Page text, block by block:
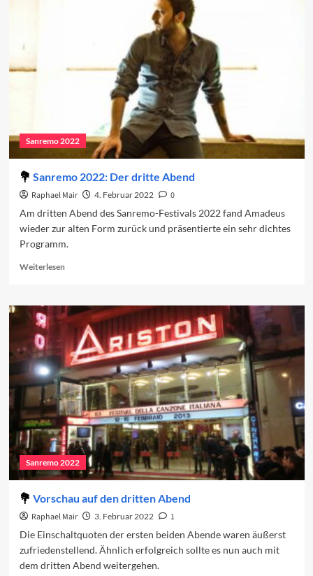
Sanremo 2022
Sanremo 2022: Der dritte Abend
Raphael Mair 4. Februar 2022
0
Am dritten Abend des Sanremo-Festivals 2022 fand Amadeus
wieder zur alten Form zurück und präsentierte ein sehr dichtes
Programm.
WeiterlesenRead
Sanremo
2022:
Der
dritte
Abend
Sanremo 2022
Vorschau auf den dritten Abend
Raphael Mair 3. Februar 2022
1
Die Einschaltquoten der ersten beiden Abende waren äußerst
zufriedenstellend. Ähnlich erfolgreich sollte es nun auch mit
dem dritten Abend weitergehen.